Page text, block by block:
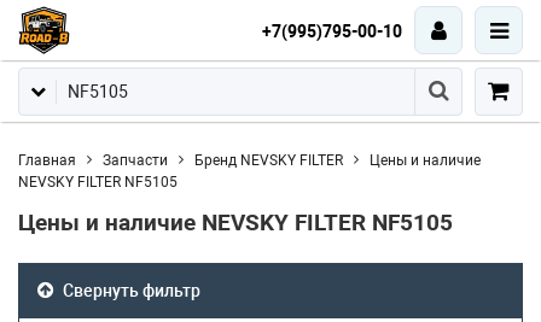
+7(995)795-00-10
Главная Запчасти Бренд NEVSKY FILTER
Цены и наличие
NEVSKY FILTER NF5105
Цены и наличие NEVSKY FILTER NF5105
Свернуть фильтр